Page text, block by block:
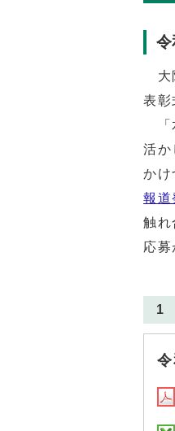
大
表彰
「
活か
かけ
報道
触れ
応募
1